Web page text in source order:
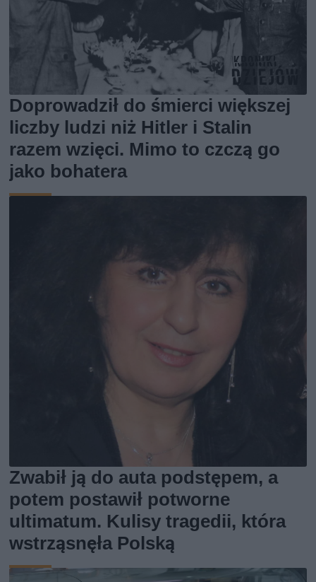
Doprowadził do śmierci większej
liczby ludzi niż Hitler i Stalin
razem wzięci. Mimo to czczą go
jako bohatera
Zwabił ją do auta podstępem, a
potem postawił potworne
ultimatum. Kulisy tragedii, która
wstrząsnęła Polską